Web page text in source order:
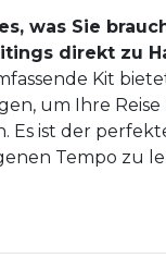
was Sie
direkt zu
Kit
um Ihre
Es ist der
Tempo zu